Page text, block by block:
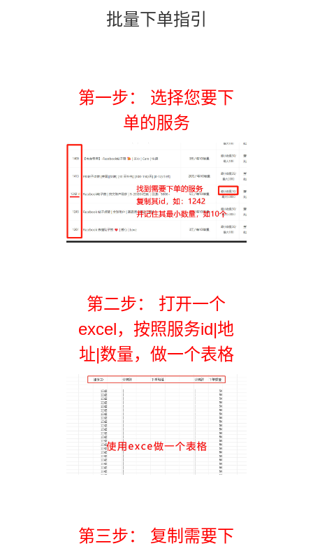
批量下单指引
第一步： 选择您要下
单的服务
第二步： 打开一个
excel，按照服务id|地
址|数量，做一个表格
第三步： 复制需要下